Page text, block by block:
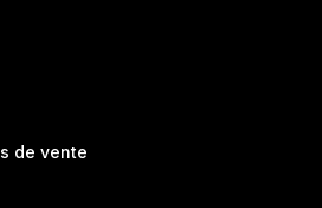
de vente